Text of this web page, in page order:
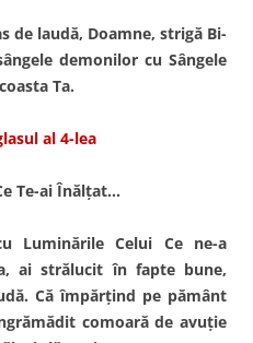
de laudă, Doamne, strigă Bi­
demonilor cu Sângele
Ta.
al 4-lea
Te-ai Înălţat…
Luminările Celui Ce ne-a
ai stră­lucit în fapte bune,
Că împăr­ţind pe pământ
comoară de avuţie